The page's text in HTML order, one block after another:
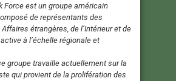
Force est un groupe américain
de représentants des
étrangères, de l’Intérieur et de
à l’échelle régionale et
groupe travaille actuellement sur la
qui provient de la prolifération des